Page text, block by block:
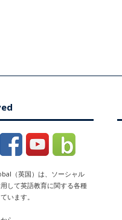
（英国）は、ソーシャル
して英語教育に関する各種
います。